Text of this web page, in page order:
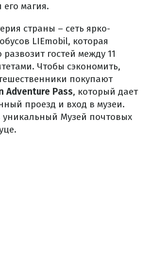
его магия.
страны – сеть ярко-
LIEmobil, которая
развозит гостей между 11
Чтобы сэкономить,
покупают
Adventure Pass, который дает
проезд и вход в музеи.
Музей почтовых